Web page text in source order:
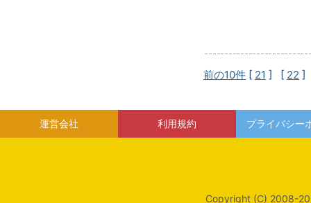
前の10件 [ 21 ] [ 22 ]
運営会社 利用規約 プライバシー
Copyright (C) 2008-